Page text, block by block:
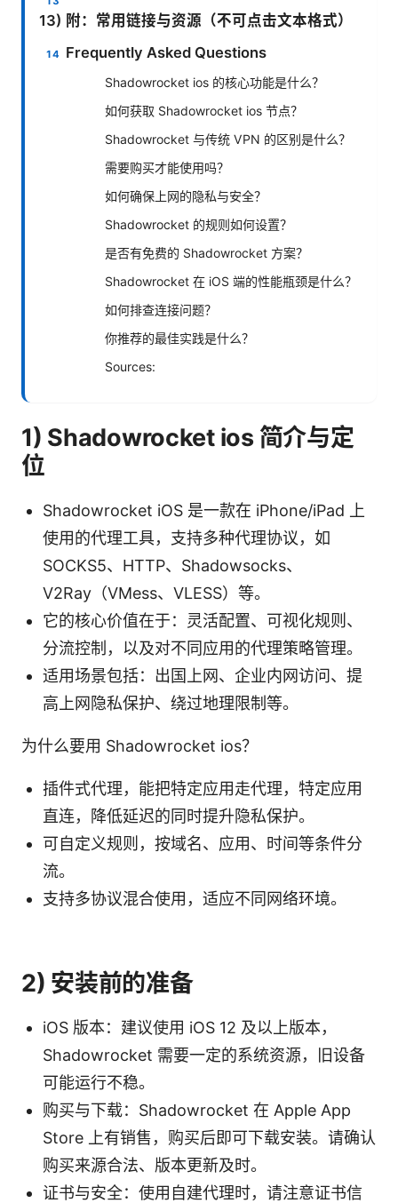
13) 附：常用链接与资源（不可点击文本格式）
Frequently Asked Questions
Shadowrocket ios 的核心功能是什么？
如何获取 Shadowrocket ios 节点？
Shadowrocket 与传统 VPN 的区别是什么？
需要购买才能使用吗？
如何确保上网的隐私与安全？
Shadowrocket 的规则如何设置？
是否有免费的 Shadowrocket 方案？
Shadowrocket 在 iOS 端的性能瓶颈是什么？
如何排查连接问题？
你推荐的最佳实践是什么？
Sources:
1) Shadowrocket ios 简介与定
位
Shadowrocket iOS 是一款在 iPhone/iPad 上
使用的代理工具，支持多种代理协议，如
SOCKS5、HTTP、Shadowsocks、
V2Ray（VMess、VLESS）等。
它的核心价值在于：灵活配置、可视化规则、
分流控制，以及对不同应用的代理策略管理。
适用场景包括：出国上网、企业内网访问、提
高上网隐私保护、绕过地理限制等。
为什么要用 Shadowrocket ios？
插件式代理，能把特定应用走代理，特定应用
直连，降低延迟的同时提升隐私保护。
可自定义规则，按域名、应用、时间等条件分
流。
支持多协议混合使用，适应不同网络环境。
2) 安装前的准备
iOS 版本：建议使用 iOS 12 及以上版本，
Shadowrocket 需要一定的系统资源，旧设备
可能运行不稳。
购买与下载：Shadowrocket 在 Apple App
Store 上有销售，购买后即可下载安装。请确认
购买来源合法、版本更新及时。
证书与安全：使用自建代理时，请注意证书信